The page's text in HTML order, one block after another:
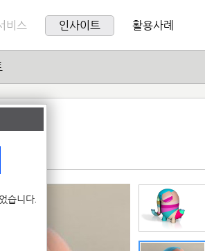
비스 인사이트 활용사례
습니다.